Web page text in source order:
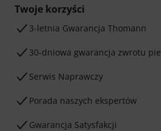
Twoje korzyści
3-letnia Gwarancja Thomann
30-dniowa gwarancja zwrotu
Serwis Naprawczy
Porada naszych ekspertów
Gwarancja Satysfakcji